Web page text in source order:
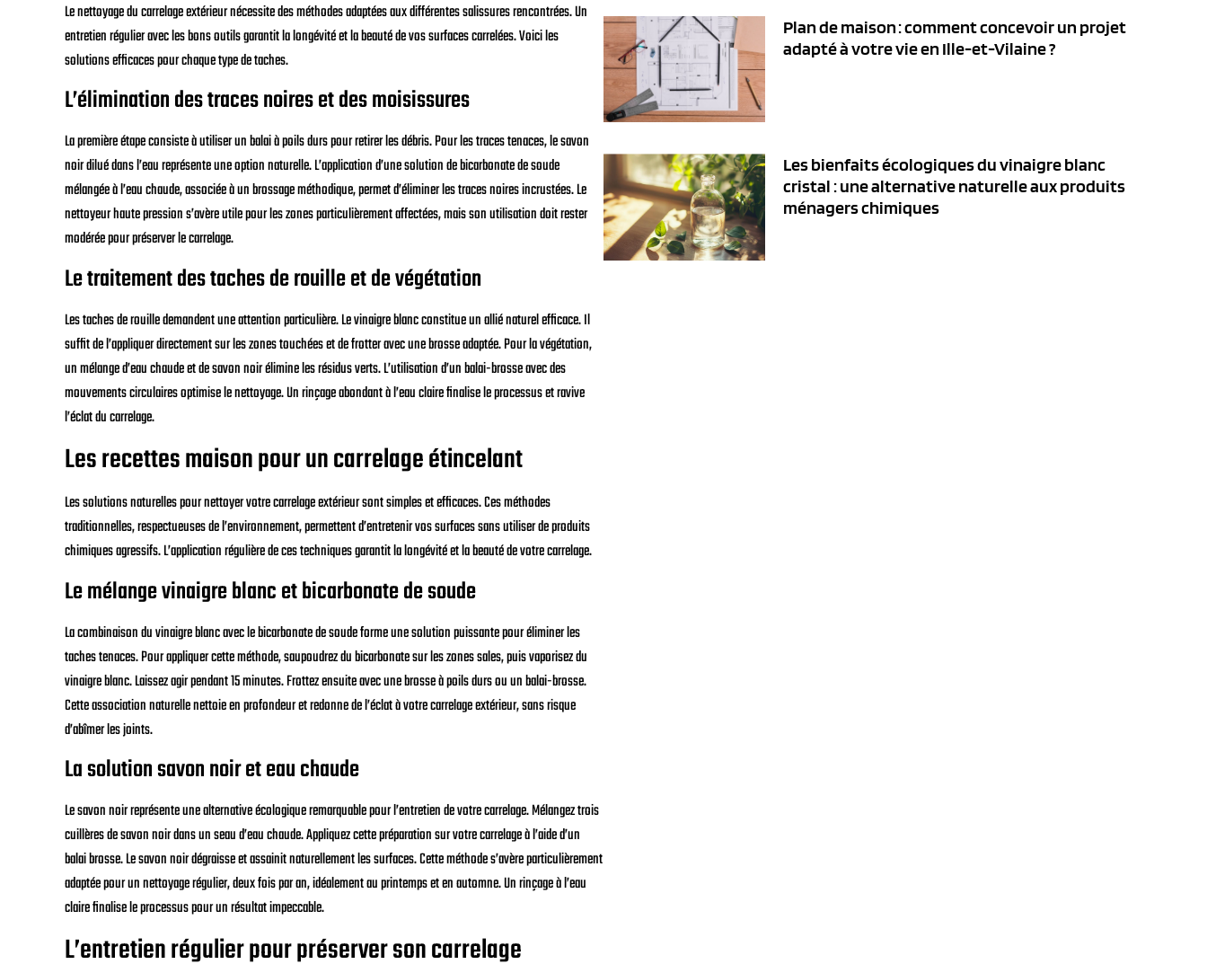
Le nettoyage du carrelage extérieur nécessite des méthodes adaptées aux différentes salissures rencontrées. Un
entretien régulier avec les bons outils garantit la longévité et la beauté de vos surfaces carrelées. Voici les
solutions efficaces pour chaque type de taches.
L’élimination des traces noires et des moisissures
La première étape consiste à utiliser un balai à poils durs pour retirer les débris. Pour les traces tenaces, le savon
noir dilué dans l’eau représente une option naturelle. L’application d’une solution de bicarbonate de soude
mélangée à l’eau chaude, associée à un brossage méthodique, permet d’éliminer les traces noires incrustées. Le
nettoyeur haute pression s’avère utile pour les zones particulièrement affectées, mais son utilisation doit rester
modérée pour préserver le carrelage.
Le traitement des taches de rouille et de végétation
Les taches de rouille demandent une attention particulière. Le vinaigre blanc constitue un allié naturel efficace. Il
suffit de l’appliquer directement sur les zones touchées et de frotter avec une brosse adaptée. Pour la végétation,
un mélange d’eau chaude et de savon noir élimine les résidus verts. L’utilisation d’un balai-brosse avec des
mouvements circulaires optimise le nettoyage. Un rinçage abondant à l’eau claire finalise le processus et ravive
l’éclat du carrelage.
Les recettes maison pour un carrelage étincelant
Les solutions naturelles pour nettoyer votre carrelage extérieur sont simples et efficaces. Ces méthodes
traditionnelles, respectueuses de l’environnement, permettent d’entretenir vos surfaces sans utiliser de produits
chimiques agressifs. L’application régulière de ces techniques garantit la longévité et la beauté de votre carrelage.
Le mélange vinaigre blanc et bicarbonate de soude
La combinaison du vinaigre blanc avec le bicarbonate de soude forme une solution puissante pour éliminer les
taches tenaces. Pour appliquer cette méthode, saupoudrez du bicarbonate sur les zones sales, puis vaporisez du
vinaigre blanc. Laissez agir pendant 15 minutes. Frottez ensuite avec une brosse à poils durs ou un balai-brosse.
Cette association naturelle nettoie en profondeur et redonne de l’éclat à votre carrelage extérieur, sans risque
d’abîmer les joints.
La solution savon noir et eau chaude
Le savon noir représente une alternative écologique remarquable pour l’entretien de votre carrelage. Mélangez trois
cuillères de savon noir dans un seau d’eau chaude. Appliquez cette préparation sur votre carrelage à l’aide d’un
balai brosse. Le savon noir dégraisse et assainit naturellement les surfaces. Cette méthode s’avère particulièrement
adaptée pour un nettoyage régulier, deux fois par an, idéalement au printemps et en automne. Un rinçage à l’eau
claire finalise le processus pour un résultat impeccable.
L’entretien régulier pour préserver son carrelage
Plan de maison : comment concevoir un projet
adapté à votre vie en Ille-et-Vilaine ?
Les bienfaits écologiques du vinaigre blanc
cristal : une alternative naturelle aux produits
ménagers chimiques